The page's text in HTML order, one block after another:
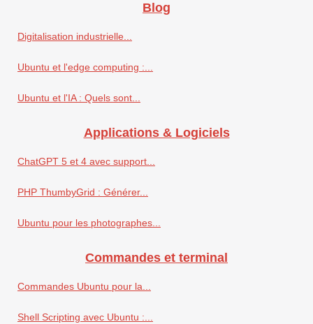
Blog
Digitalisation industrielle...
Ubuntu et l'edge computing :...
Ubuntu et l'IA : Quels sont...
Applications & Logiciels
ChatGPT 5 et 4 avec support...
PHP ThumbyGrid : Générer...
Ubuntu pour les photographes...
Commandes et terminal
Commandes Ubuntu pour la...
Shell Scripting avec Ubuntu :...